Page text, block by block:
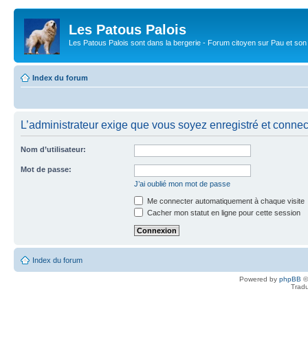
Les Patous Palois
Les Patous Palois sont dans la bergerie - Forum citoyen sur Pau et son
Index du forum
L’administrateur exige que vous soyez enregistré et
Nom d’utilisateur:
Mot de passe:
J’ai oublié mon mot de passe
Me connecter automatiquement à chaque visite
Cacher mon statut en ligne pour cette session
Index du forum
Powered by phpBB